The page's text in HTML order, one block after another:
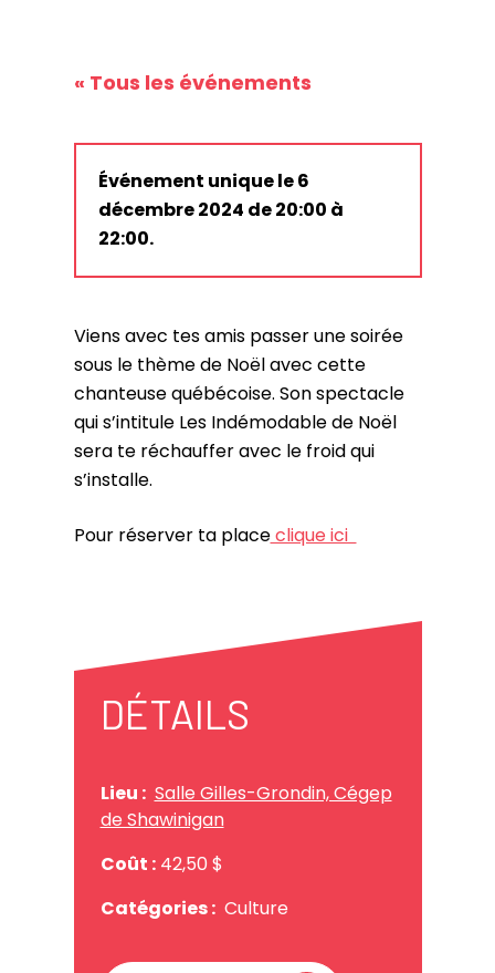
« Tous les événements
Événement unique le 6
décembre 2024 de 20:00 à
22:00.
Viens avec tes amis passer une soirée
sous le thème de Noël avec cette
chanteuse québécoise. Son spectacle
qui s’intitule Les Indémodable de Noël
sera te réchauffer avec le froid qui
s’installe.
Pour réserver ta placeclique ici
DÉTAILS
Lieu : Salle Gilles-Grondin, Cégep
de Shawinigan
Coût : 42,50 $
Catégories : Culture